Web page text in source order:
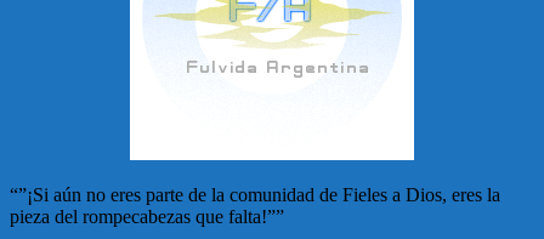
“”¡Si aún no eres parte de la comunidad de Fieles a Dios, eres la
pieza del rompecabezas que falta!””